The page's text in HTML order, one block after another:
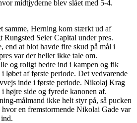
midtjyderne blev slået med 5-4.
samme, Herning kom stærkt ud af
Rungsted Seier Capital under pres.
end at blot havde fire skud på mål i
var der heller ikke tale om.
og roligt bedre ind i kampen og fik
løbet af første periode. Det vedvarende
inde i første periode. Nikolaj Krag
højre side og fyrede kanonen af.
målmand ikke helt styr på, så pucken
en fremstormende Nikolai Gade var